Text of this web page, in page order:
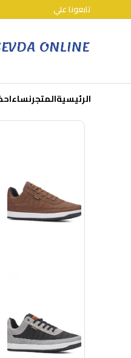
تابعونا علي
الرئيسيةالمتجرنساء